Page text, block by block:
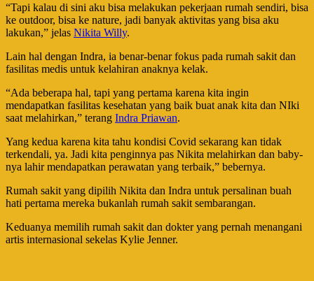
“Tapi kalau di sini aku bisa melakukan pekerjaan rumah sendiri, bisa
ke outdoor, bisa ke nature, jadi banyak aktivitas yang bisa aku
lakukan,” jelas Nikita Willy.
Lain hal dengan Indra, ia benar-benar fokus pada rumah sakit dan
fasilitas medis untuk kelahiran anaknya kelak.
“Ada beberapa hal, tapi yang pertama karena kita ingin
mendapatkan fasilitas kesehatan yang baik buat anak kita dan NIki
saat melahirkan,” terang Indra Priawan.
Yang kedua karena kita tahu kondisi Covid sekarang kan tidak
terkendali, ya. Jadi kita penginnya pas Nikita melahirkan dan baby-
nya lahir mendapatkan perawatan yang terbaik,” bebernya.
Rumah sakit yang dipilih Nikita dan Indra untuk persalinan buah
hati pertama mereka bukanlah rumah sakit sembarangan.
Keduanya memilih rumah sakit dan dokter yang pernah menangani
artis internasional sekelas Kylie Jenner.